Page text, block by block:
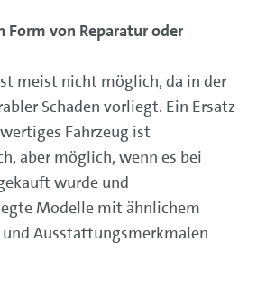
Form von Reparatur oder
meist nicht möglich, da in der
Schaden vorliegt. Ein Ersatz
Fahrzeug ist
aber möglich, wenn es bei
wurde und
Modelle mit ähnlichem
Ausstattungsmerkmalen